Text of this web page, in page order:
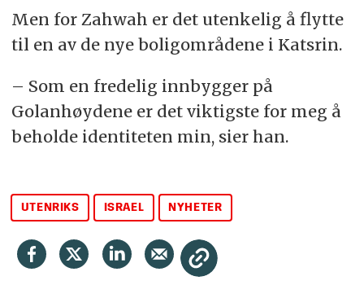
Men for Zahwah er det utenkelig å flytte
til en av de nye boligområdene i Katsrin.
– Som en fredelig innbygger på
Golanhøydene er det viktigste for meg å
beholde identiteten min, sier han.
UTENRIKS ISRAEL NYHETER